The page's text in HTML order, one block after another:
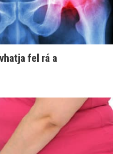
fel rá a